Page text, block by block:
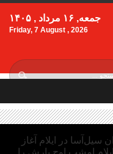
جمعه, ۱۶ مرداد , ۱۴۰۵
Friday, 7 August , 2026